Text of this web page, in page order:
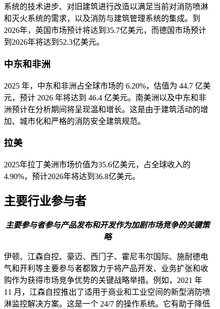
系统的技术进步、对旧建筑进行改造以满足当前对消防喷淋
和灭火系统的需求，以及消防与建筑管理系统的集成。到
2026年，英国市场预计将达到35.7亿美元，而德国市场预计
到2026年将达到52.3亿美元。
中东和非洲
2025 年，中东和非洲占全球市场的 6.20%，估值为 44.7 亿美
元，预计 2026 年将达到 46.4 亿美元。南美洲以及中东和非
洲预计在分析期间将呈现温和增长。这是由于建筑活动的增
加、城市化和严格的消防安全建筑规范。
拉美
2025年拉丁美洲市场价值为35.6亿美元，占全球收入的
4.90%，预计2026年将达到36.8亿美元。
主要行业参与者
主要参与者参与产品发布和开发作为加剧市场竞争的关键策
略
伊顿、江森自控、豪迈、西门子、霍尼韦尔国际、施耐德电
气和开利等主要参与者都致力于将产品开发、业务扩张和收
购作为获得市场竞争优势的关键战略举措。例如，2021 年
11 月，江森自控推出了适用于商业和工业空间的新型消防喷
淋监控解决方案。这是一个 24/7 的操作系统。它有助于降低